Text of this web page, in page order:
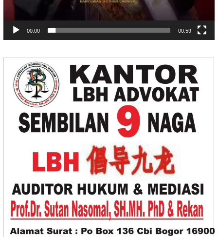
00:00 00:59